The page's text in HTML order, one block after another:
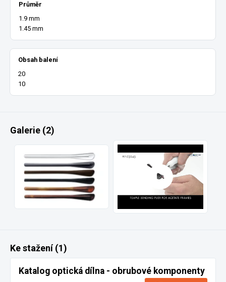
Průměr
1.9 mm
1.45 mm
Obsah balení
20
10
Galerie (2)
Ke stažení (1)
Katalog optická dílna - obrubové komponenty